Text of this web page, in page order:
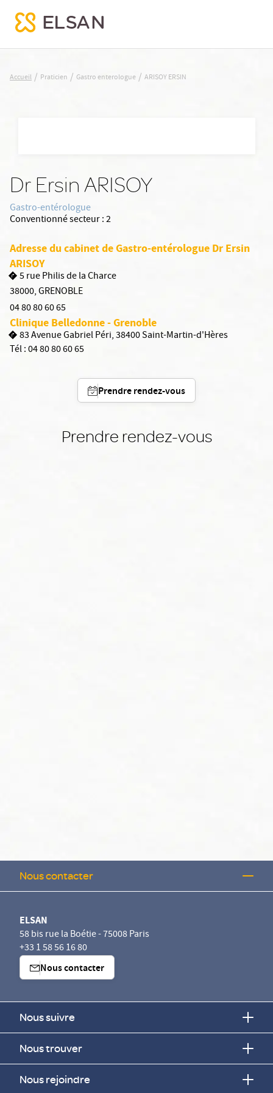
ARISOY ERSIN
Accueil / Praticien / Gastro enterologue / ARISOY ERSIN
Dr Ersin ARISOY
Gastro-entérologue
Conventionné secteur :2
Adresse du cabinet de Gastro-entérologue Dr Ersin
ARISOY
5 rue Philis de la Charce
38000,GRENOBLE
04 80 80 60 65
Clinique Belledonne - Grenoble
83 Avenue Gabriel Péri, 38400 Saint-Martin-d'Hères
Tél :04 80 80 60 65
Prendre rendez-vous
Prendre rendez-vous
Nous contacter
ELSAN
58 bis rue la Boétie - 75008 Paris
+33 1 58 56 16 80
Nous contacter
Nous suivre
Nous trouver
Nous rejoindre